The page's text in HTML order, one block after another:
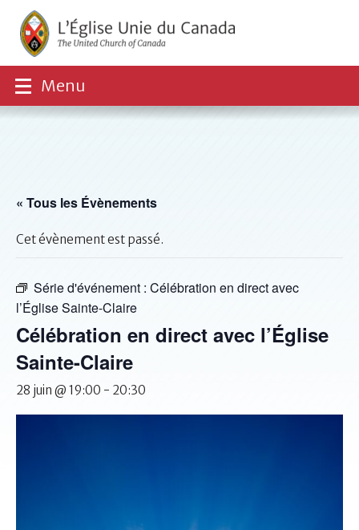
Menu
« Tous les Évènements
Cet évènement est passé.
Série d'événement : Célébration en direct avec
l’Église Sainte-Claire
Célébration en direct avec l’Église
Sainte-Claire
28 juin @ 19:00 - 20:30